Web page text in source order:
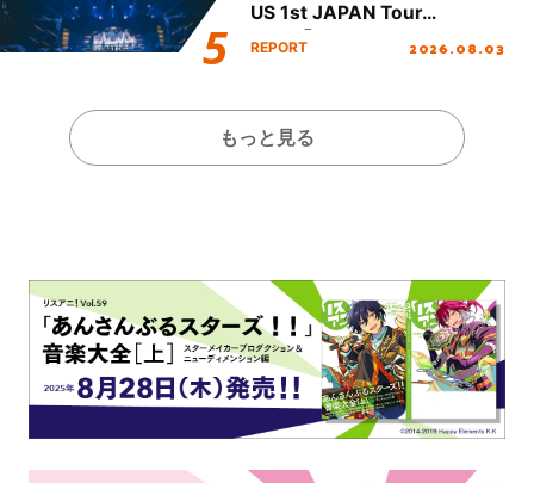
US 1st JAPAN Tour
Final「NICE to meet YOU
REPORT 2026.08.03
もっと見る